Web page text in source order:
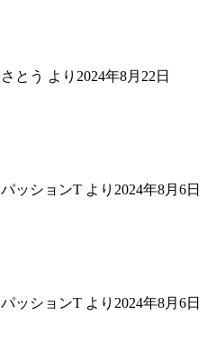
さとう より 2024年8月22日
パッションT より 2024年8月6日
パッションT より 2024年8月6日